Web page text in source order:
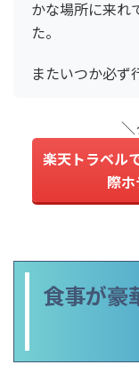
かな場所に来れ
た。
またいつか必ず
楽天トラベル
際
食事が豪